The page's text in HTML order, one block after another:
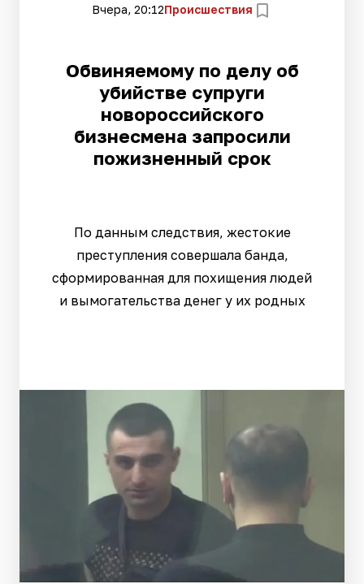
Вчера, 20:12Происшествия
Обвиняемому по делу об
убийстве супруги
новороссийского
бизнесмена запросили
пожизненный срок
По данным следствия, жестокие
преступления совершала банда,
сформированная для похищения людей
и вымогательства денег у их родных